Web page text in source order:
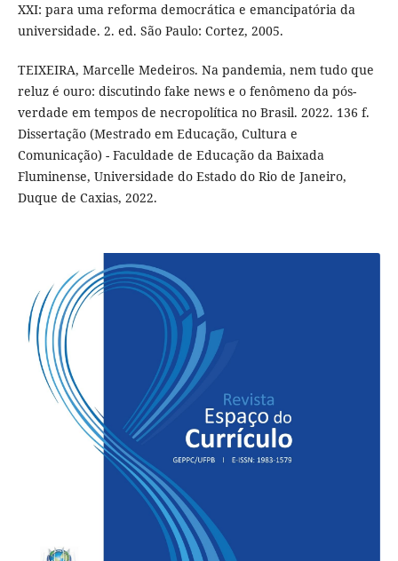
XXI: para uma reforma democrática e emancipatória da
universidade. 2. ed. São Paulo: Cortez, 2005.
TEIXEIRA, Marcelle Medeiros. Na pandemia, nem tudo que
reluz é ouro: discutindo fake news e o fenômeno da pós-
verdade em tempos de necropolítica no Brasil. 2022. 136 f.
Dissertação (Mestrado em Educação, Cultura e
Comunicação) - Faculdade de Educação da Baixada
Fluminense, Universidade do Estado do Rio de Janeiro,
Duque de Caxias, 2022.